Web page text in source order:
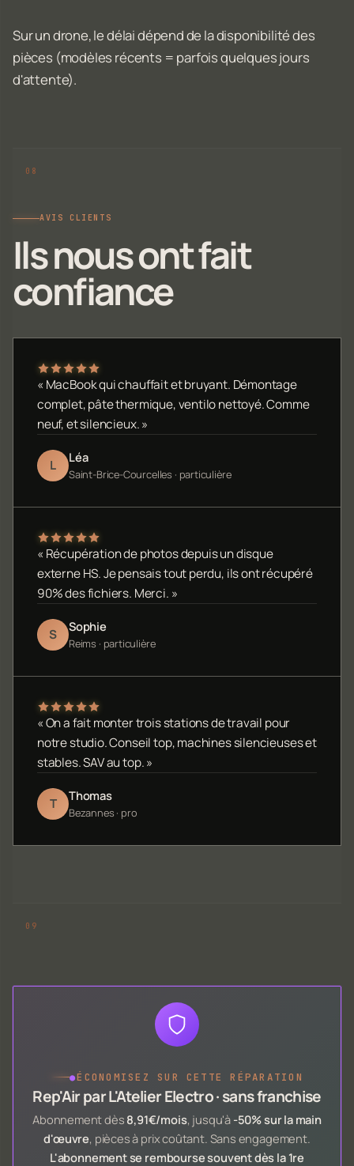
Sur un drone, le délai dépend de la disponibilité des
pièces (modèles récents = parfois quelques jours
d'attente).
AVIS CLIENTS
Ils nous ont fait
confiance
« MacBook qui chauffait et bruyant. Démontage
complet, pâte thermique, ventilo nettoyé. Comme
neuf, et silencieux. »
L Léa
Saint-Brice-Courcelles · particulière
« Récupération de photos depuis un disque
externe HS. Je pensais tout perdu, ils ont récupéré
90% des fichiers. Merci. »
S Sophie
Reims · particulière
« On a fait monter trois stations de travail pour
notre studio. Conseil top, machines silencieuses et
stables. SAV au top. »
T Thomas
Bezannes · pro
●ÉCONOMISEZ SUR CETTE RÉPARATION
Rep'Air par L'Atelier Electro · sans franchise
Abonnement dès 8,91€/mois, jusqu'à -50% sur la main
d'œuvre, pièces à prix coûtant. Sans engagement.
L'abonnement se rembourse souvent dès la 1re